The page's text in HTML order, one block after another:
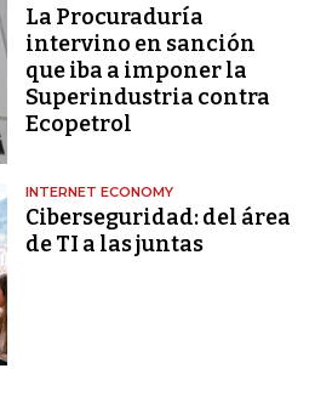
La Procuraduría
intervino en sanción
que iba a imponer la
Superindustria contra
Ecopetrol
INTERNET ECONOMY
Ciberseguridad: del área
de TI a las juntas